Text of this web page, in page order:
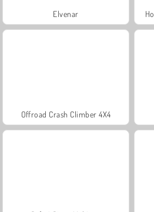
Elvenar
Offroad Crash Climber 4X4